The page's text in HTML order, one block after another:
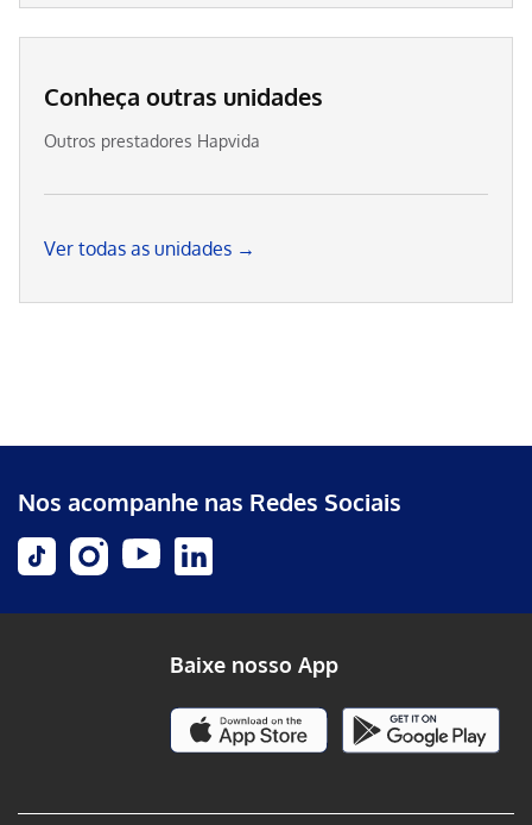
Conheça outras unidades
Outros prestadores Hapvida
Ver todas as unidades →
Nos acompanhe nas Redes Sociais
Baixe nosso App